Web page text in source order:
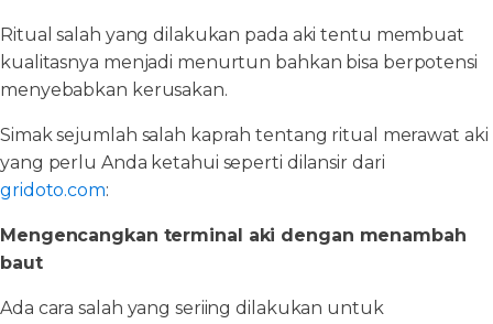
Ritual salah yang dilakukan pada aki tentu membuat
kualitasnya menjadi menurtun bahkan bisa berpotensi
menyebabkan kerusakan.
Simak sejumlah salah kaprah tentang ritual merawat aki
yang perlu Anda ketahui seperti dilansir dari
gridoto.com:
Mengencangkan terminal aki dengan menambah
baut
Ada cara salah yang seriing dilakukan untuk